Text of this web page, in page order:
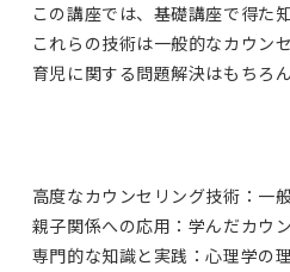
この講座では、基礎講座で得た
これらの技術は一般的なカウン
育児に関する問題解決はもちろ
高度なカウンセリング技術：一
親子関係への応用：学んだカウ
専門的な知識と実践：心理学の